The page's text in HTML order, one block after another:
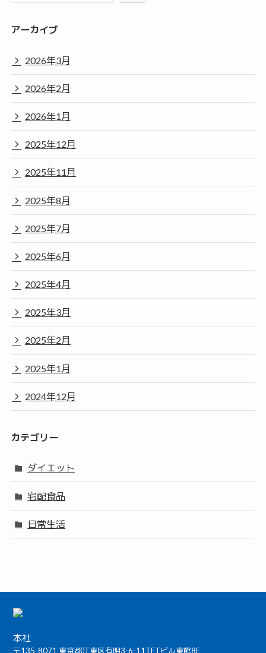
アーカイブ
2026年3月
2026年2月
2026年1月
2025年12月
2025年11月
2025年8月
2025年7月
2025年6月
2025年4月
2025年3月
2025年2月
2025年1月
2024年12月
カテゴリー
ダイエット
宅配食品
日常生活
本社
〒135-8071 東京都江東区有明3-6-11TFTビル東館8F